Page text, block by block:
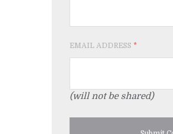
EMAIL ADDRESS *
(will not be shared)